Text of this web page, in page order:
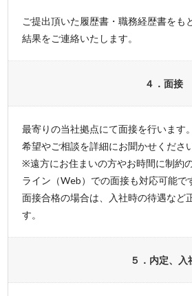
ご提出頂いた履歴書・職務経歴書をも
結果をご連絡いたします。
４．面接
最寄りの当社拠点にて面接を行います
希望やご相談を詳細にお聞かせください
※遠方にお住まいの方やお時間に制約
ライン（Web）での面接も対応可能で
面接合格の場合は、入社時の待遇など
す。
５．内定、入